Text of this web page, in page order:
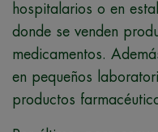
hospitalarios o en
donde se venden
medicamentos.
en pequeños
productos